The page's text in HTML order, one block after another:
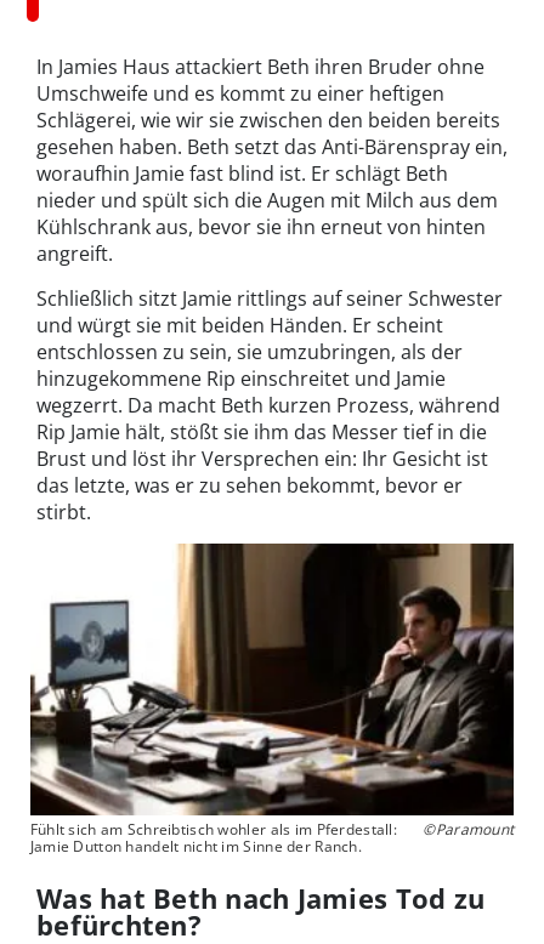
In Jamies Haus attackiert Beth ihren Bruder ohne
Umschweife und es kommt zu einer heftigen
Schlägerei, wie wir sie zwischen den beiden bereits
gesehen haben. Beth setzt das Anti-Bärenspray ein,
woraufhin Jamie fast blind ist. Er schlägt Beth
nieder und spült sich die Augen mit Milch aus dem
Kühlschrank aus, bevor sie ihn erneut von hinten
angreift.
Schließlich sitzt Jamie rittlings auf seiner Schwester
und würgt sie mit beiden Händen. Er scheint
entschlossen zu sein, sie umzubringen, als der
hinzugekommene Rip einschreitet und Jamie
wegzerrt. Da macht Beth kurzen Prozess, während
Rip Jamie hält, stößt sie ihm das Messer tief in die
Brust und löst ihr Versprechen ein: Ihr Gesicht ist
das letzte, was er zu sehen bekommt, bevor er
stirbt.
Fühlt sich am Schreibtisch wohler als im Pferdestall:
Jamie Dutton handelt nicht im Sinne der Ranch.
©Paramount
Was hat Beth nach Jamies Tod zu
befürchten?